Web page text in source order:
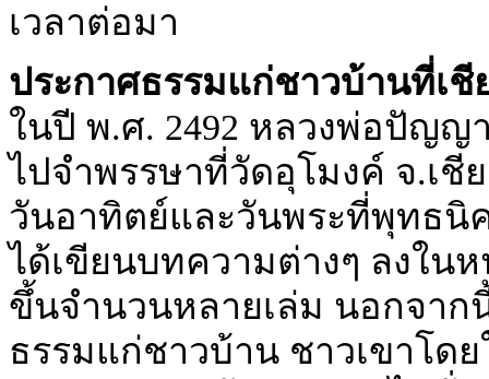
เวลาต่อมา
ประกาศธรรมแก่ชาวบ้านที่เชี
ในปี พ.ศ. 2492 หลวงพ่อปัญ
ไปจำพรรษาที่วัดอุโมงค์ จ.เชี
วันอาทิตย์และวันพระที่พุทธนิ
ได้เขียนบทความต่างๆ ลงใน
ขึ้นจำนวนหลายเล่ม นอกจาก
ธรรมแก่ชาวบ้าน ชาวเขาโด